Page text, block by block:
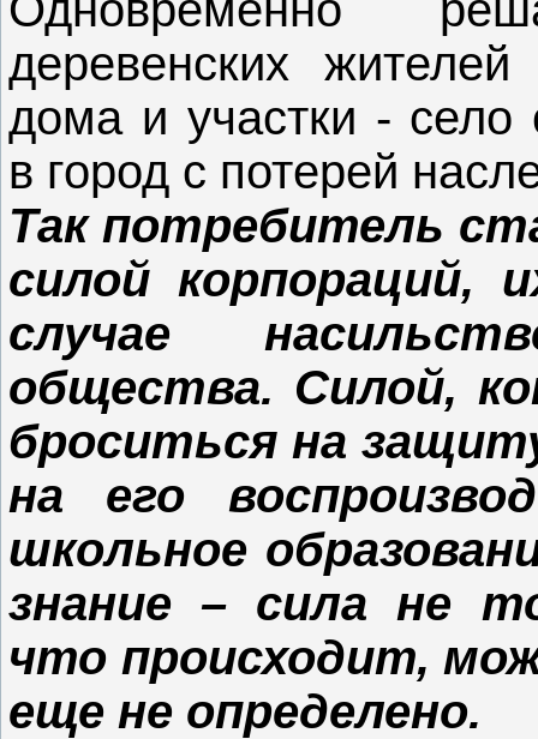
деревенских
дома и участки - село
в город с потерей
Так потребитель
силой корпораций,
случае
общества. Силой,
броситься на
на его
школьное
знание – сила не
что происходит,
еще не определено.